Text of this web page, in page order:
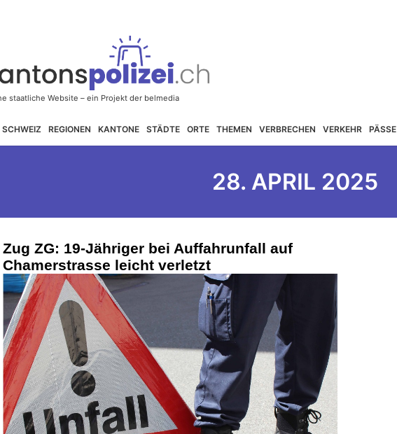
SCHWEIZ REGIONEN KANTONE STÄDTE ORTE THEMEN VERBRECHEN VERKEHR PÄSSE
28. APRIL 2025
Zug ZG: 19-Jähriger bei Auffahrunfall auf
Chamerstrasse leicht verletzt